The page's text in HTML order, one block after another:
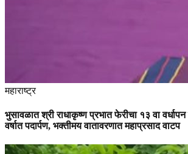
महाराष्ट्र
भुसावळात श्री राधाकृष्ण प्रभात फेरीचा १३ वा
वर्षात पदार्पण, भक्तीमय वातावरणात महाप्रसाद वाटप